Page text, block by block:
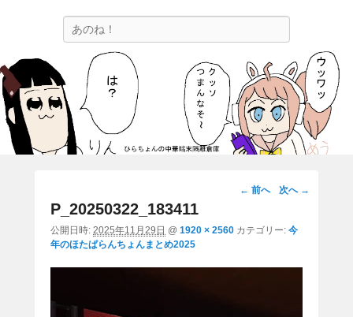
ひらちょんの中華端末隔離倉庫
ほたがページ上部にある検索バーを消してくれたサイトです。
画
← 前へ 次へ →
P_20250322_183411
公開日時: 2025年11月29日 @ 1920 × 2560 カテゴリー: 今
年のほたぱらんちょんまとめ2025